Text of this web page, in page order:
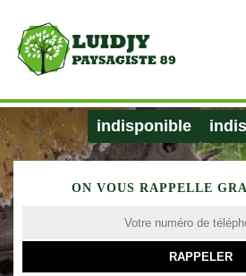
indisponible
ON VOUS RAPPELLE